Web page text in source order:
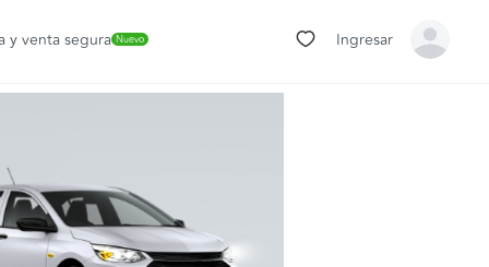
y venta segura Nuevo Ingresar